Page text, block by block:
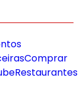
Comprar
Restaurantes